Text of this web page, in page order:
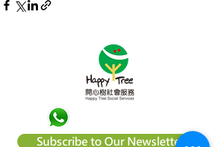
Subscribe to Our Newsletter